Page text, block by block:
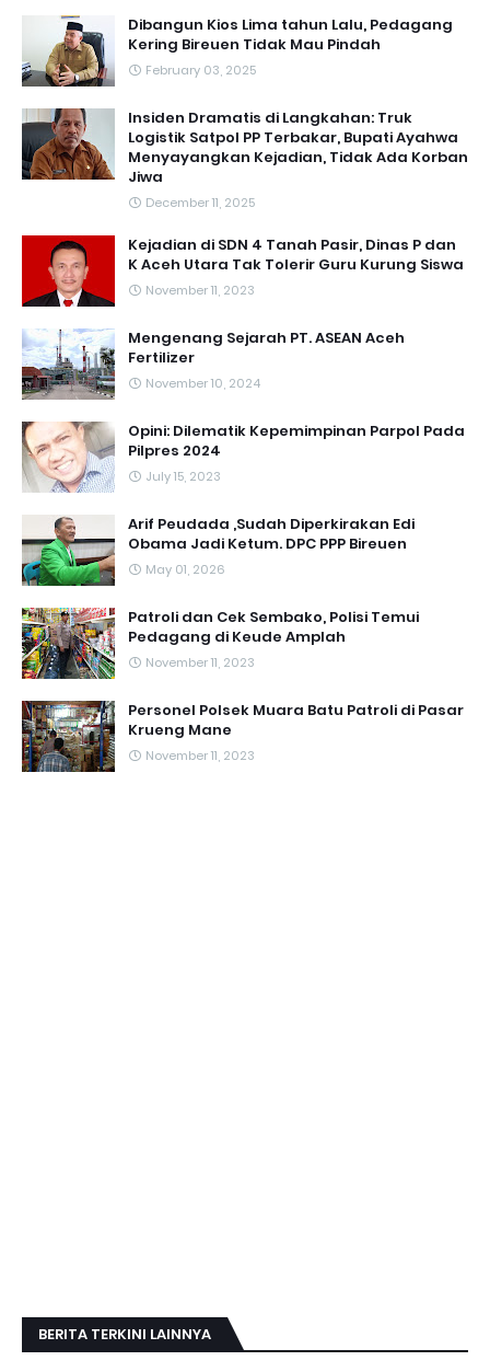
Dibangun Kios Lima tahun Lalu, Pedagang
Kering Bireuen Tidak Mau Pindah
February 03, 2025
Insiden Dramatis di Langkahan: Truk
Logistik Satpol PP Terbakar, Bupati Ayahwa
Menyayangkan Kejadian, Tidak Ada Korban
Jiwa
December 11, 2025
Kejadian di SDN 4 Tanah Pasir, Dinas P dan
K Aceh Utara Tak Tolerir Guru Kurung Siswa
November 11, 2023
Mengenang Sejarah PT. ASEAN Aceh
Fertilizer
November 10, 2024
Opini: Dilematik Kepemimpinan Parpol Pada
Pilpres 2024
July 15, 2023
Arif Peudada ,Sudah Diperkirakan Edi
Obama Jadi Ketum. DPC PPP Bireuen
May 01, 2026
Patroli dan Cek Sembako, Polisi Temui
Pedagang di Keude Amplah
November 11, 2023
Personel Polsek Muara Batu Patroli di Pasar
Krueng Mane
November 11, 2023
BERITA TERKINI LAINNYA